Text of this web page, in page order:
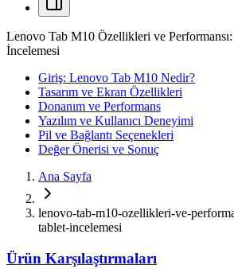
Lenovo Tab M10 Özellikleri ve
İncelemesi
Giriş: Lenovo Tab M10 Nedir?
Tasarım ve Ekran Özellikleri
Donanım ve Performans
Yazılım ve Kullanıcı Deneyimi
Pil ve Bağlantı Seçenekleri
Değer Önerisi ve Sonuç
Ana Sayfa
lenovo-tab-m10-ozellikleri-ve-
tablet-incelemesi
Ürün Karşılaştırmaları